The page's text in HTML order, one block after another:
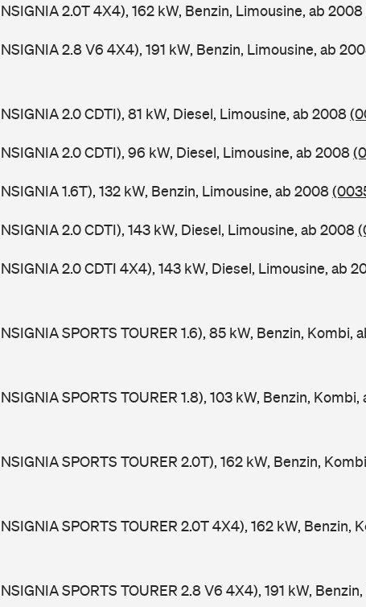
2.0T 4X4), 162 kW, Benzin, Limousine, ab 2008
2.8 V6 4X4), 191 kW, Benzin, Limousine, ab
2.0 CDTI), 81 kW, Diesel, Limousine, ab 2008
2.0 CDTI), 96 kW, Diesel, Limousine, ab 2008
1.6T), 132 kW, Benzin, Limousine, ab 2008
2.0 CDTI), 143 kW, Diesel, Limousine, ab 2008
2.0 CDTI 4X4), 143 kW, Diesel, Limousine, ab
SPORTS TOURER 1.6), 85 kW, Benzin, Kombi,
SPORTS TOURER 1.8), 103 kW, Benzin,
SPORTS TOURER 2.0T), 162 kW, Benzin,
SPORTS TOURER 2.0T 4X4), 162 kW, Benzin,
SPORTS TOURER 2.8 V6 4X4), 191 kW,